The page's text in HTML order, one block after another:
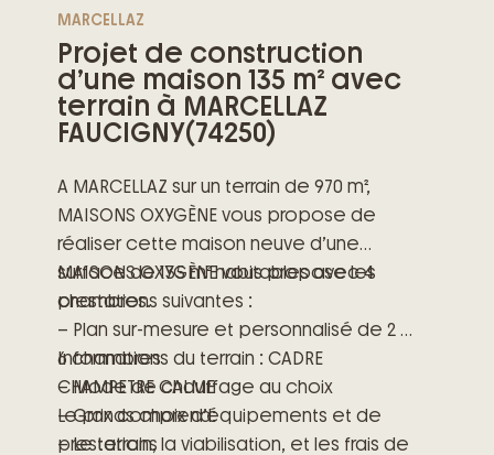
Environnementale qui fait du bien à la
planète, à votre consommation
énergétique ainsi qu’à votre bien-être.
Pour élaborer ensemble les contours de
votre futur « chez-vous », contactez-moi
MARCELLAZ
Projet de construction
d’une maison 135 m² avec
terrain à MARCELLAZ
FAUCIGNY(74250)
A MARCELLAZ sur un terrain de 970 m²,
MAISONS OXYGÈNE vous propose de
réaliser cette maison neuve d’une
surface de 135 m² habitables avec 4
chambres.
MAISONS OXYGÈNE vous propose les
prestations suivantes :
– Plan sur-mesure et personnalisé de 2 à
6 chambres
– Mode de chauffage au choix
– Grands choix d’équipements et de
prestations
Informations du terrain : CADRE
CHAMPETRE CALME
Le prix comprend:
– Le terrain, la viabilisation, et les frais de